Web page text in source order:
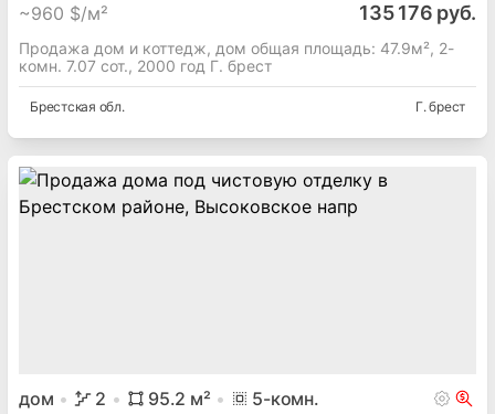
~960 $/м² 135 176 руб.
Продажа дом и коттедж, дом общая площадь: 47.9м², 2-
комн. 7.07 сот., 2000 год Г. брест
Брестская обл. Г. брест
дом 2 95.2 м² 5-комн.